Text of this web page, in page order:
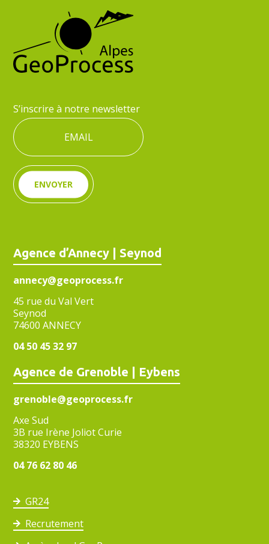
S’inscrire à notre newsletter
ENVOYER
Agence d’Annecy | Seynod
annecy@geoprocess.fr
45 rue du Val Vert
Seynod
74600 ANNECY
04 50 45 32 97
Agence de Grenoble | Eybens
grenoble@geoprocess.fr
Axe Sud
3B rue Irène Joliot Curie
38320 EYBENS
04 76 62 80 46
GR24
Recrutement